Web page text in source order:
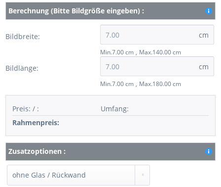
Berechnung (Bitte Bildgröße eingeben) :
Bildbreite: cm
Min.7.00 cm Max.140.00 cm
Bildlänge: cm
Min.7.00 cm Max.180.00 cm
Preis: / : Umfang:
Rahmenpreis:
Zusatzoptionen :